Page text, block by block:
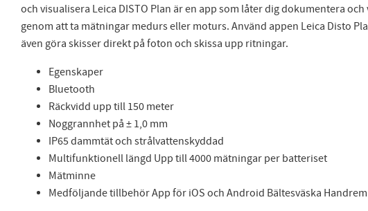
och visualisera Leica DISTO Plan är en app som låter dig dokumentera
genom att ta mätningar medurs eller moturs. Använd appen Leica Disto
även göra skisser direkt på foton och skissa upp ritningar.
Egenskaper
Bluetooth
Räckvidd upp till 150 meter
Noggrannhet på ± 1,0 mm
IP65 dammtät och strålvattenskyddad
Multifunktionell längd Upp till 4000 mätningar per batteriset
Mätminne
Medföljande tillbehör App för iOS och Android Bältesväska